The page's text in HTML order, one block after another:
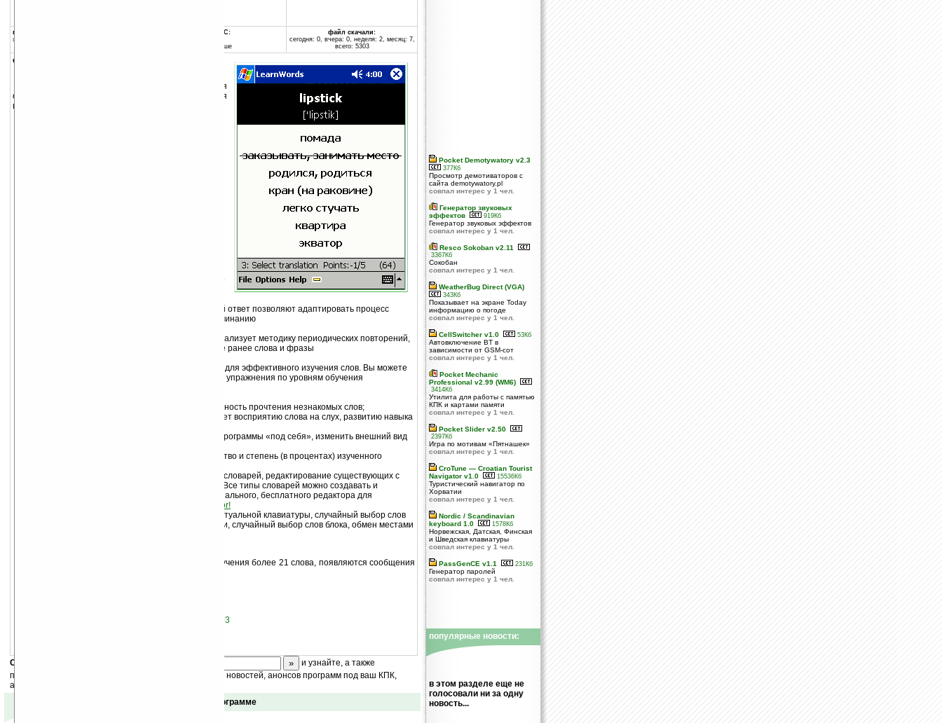
программа:
шареварная
совместима с Pocket PC:
Windows Mobile 5.0 и выше
файл скачали:
сегодня: 0, вчера: 0, неделя: 2, месяц: 7,
всего: 5303
описание:
— высокоэффективная
обучающая программа скоростного изучения
иностранных слов на КПК.
работы ассоциативной памяти человеческого
Бальная система оценки, штраф за неверный ответ позволяют адаптировать процесс
изучения слов под Ваши способности к запоминанию
Универсальная система повторений, гибко реализует методику периодических повторений,
что позволяет надежно запомнить изученные ранее слова и фразы
LearnWords развивается как инструментарий для эффективного изучения слов. Вы можете
составить свою схему обучения, распределив упражнения по уровням обучения
Транскрипция слов обеспечивает правильность прочтения незнакомых слов;
Произношение (озвучивание слов) поможет восприятию слова на слух, развитию навыка
Настройки позволяют настроить работу программы «под себя», изменить внешний вид
Статистика обучения показывает количество и степень (в процентах) изученного
Создание словарей: составление личных словарей, редактирование существующих с
помощью встроенного «Редактора слов». Все типы словарей можно создавать и
редактировать с помощью многофункционального, бесплатного редактора для
LearnWords Editor!
Дополнительные функции: поддержка виртуальной клавиатуры, случайный выбор слов
блока, изучение слов выбранной категории, случайный выбор слов блока, обмен местами
В незарегистрированной версии после изучения более 21 слова, появляются сообщения
Скачать програму для Windows Mobile 2003
Скоро
и узнайте, а также
получайте ежедневный или еженедельный дайджест новостей, анонсов программ под ваш КПК,
акций сайта на ваш почтовый ящик.
Отзывы о программе
Pocket Demotywatory v2.3
377Кб
Просмотр демотиваторов с
сайта demotywatory.pl
совпал интерес у 1 чел.
Генератор звуковых
эффектов
919Кб
Генератор звуковых эффектов
совпал интерес у 1 чел.
Resco Sokoban v2.11
3367Кб
Сокобан
совпал интерес у 1 чел.
WeatherBug Direct (VGA)
343Кб
Показывает на экране Today
информацию о погоде
совпал интерес у 1 чел.
CellSwitcher v1.0 53Кб
Автовключение BT в
зависимости от GSM-сот
совпал интерес у 1 чел.
Pocket Mechanic
Professional v2.99 (WM6)
3414Кб
Утилита для работы с памятью
КПК и картами памяти
совпал интерес у 1 чел.
Pocket Slider v2.50
2397Кб
Игра по мотивам «Пятнашек»
совпал интерес у 1 чел.
CroTune — Croatian Tourist
Navigator v1.0
15536Кб
Туристический навигатор по
Хорватии
совпал интерес у 1 чел.
Nordic / Scandinavian
keyboard 1.0
1578Кб
Норвежская, Датская, Финская
и Шведская клавиатуры
совпал интерес у 1 чел.
PassGenCE v1.1 231Кб
Генератор паролей
совпал интерес у 1 чел.
популярные новости:
в этом разделе еще не
голосовали ни за одну
новость...